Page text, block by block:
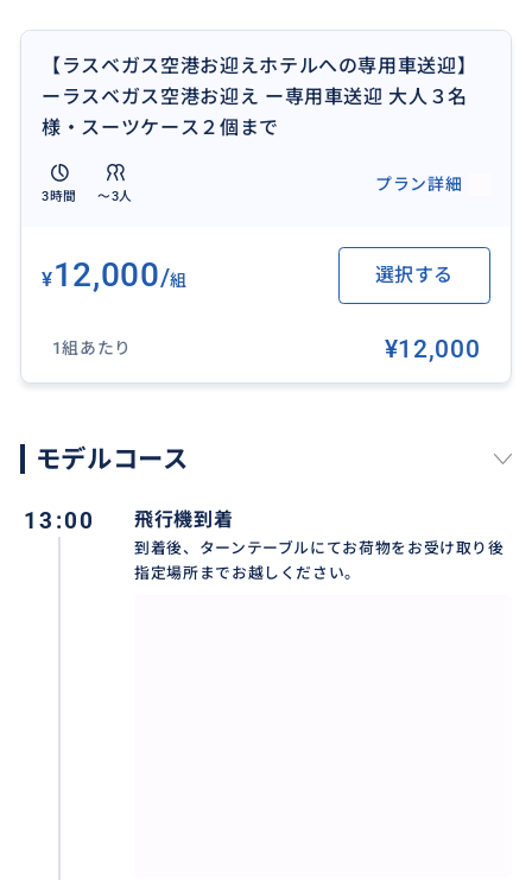
おすすめ
ラスベガスの空港に到着後はお任せ下さい。
【ラスベガス空港お迎えホテルへの専用車送迎】
ーラスベガス空港お迎え ー専用車送迎 大人３名
様・スーツケース２個まで
3時間 〜3人
プラン詳細
¥12,000/組 選択する
1組あたり ¥12,000
モデルコース
13:00 飛行機到着
到着後、ターンテーブルにてお荷物をお受け取り後
指定場所までお越しください。